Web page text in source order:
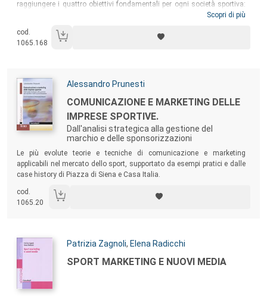
raggiungere i quattro obiettivi fondamentali per ogni società sportiva:
informare, coinvolgere, profilare e trasformare i propri tifosi in clienti. Il
progettare e attuare strategie di total fan engagement in grado di
valorizzare la customer experience dei tifosi e trasformare gli eventi
Scopri di più
cod.
1065.168
Autori:
Alessandro Prunesti
Titolo:
COMUNICAZIONE E MARKETING DELLE
IMPRESE SPORTIVE.
Dall'analisi strategica alla gestione del
marchio e delle sponsorizzazioni
Sommario:
Le più evolute teorie e tecniche di comunicazione e marketing
applicabili nel mercato dello sport, supportato da esempi pratici e dalle
case history di Piazza di Siena e Casa Italia.
cod.
1065.20
Autori:
Patrizia Zagnoli, Elena Radicchi
Titolo:
SPORT MARKETING E NUOVI MEDIA